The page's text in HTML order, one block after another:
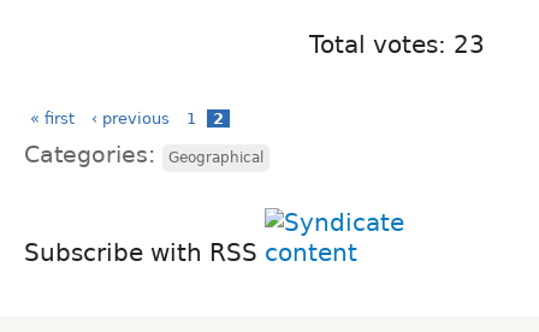
Total votes: 23
« first ‹ previous 1 2
Categories: Geographical
Subscribe with RSS